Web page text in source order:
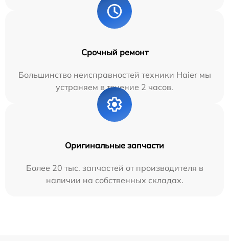
Срочный ремонт
Большинство неисправностей техники Haier мы
устраняем в течение 2 часов.
Оригинальные запчасти
Более 20 тыс. запчастей от производителя в
наличии на собственных складах.